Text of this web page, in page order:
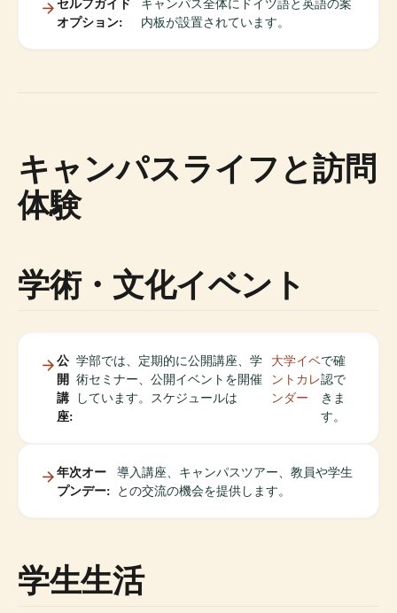
セルフガイド
オプション:
キャンパス全体にドイツ語と英語の案
内板が設置されています。
キャンパスライフと訪問
体験
学術・文化イベント
公
開
講
座:
学部では、定期的に公開講座、学
術セミナー、公開イベントを開催
しています。スケジュールは
大学イベ
ントカレ
ンダー
で確
認で
きま
す。
年次オー
プンデー:
導入講座、キャンパスツアー、教員や学生
との交流の機会を提供します。
学生生活